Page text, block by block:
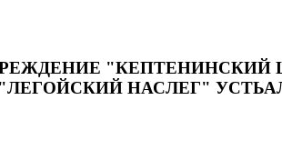
"КЕПТЕНИНСКИЙ
НАСЛЕГ"